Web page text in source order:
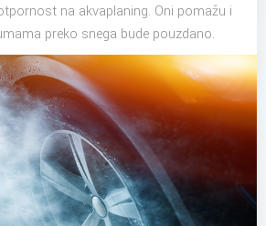
na akvaplaning. Oni pomažu i
preko snega bude pouzdano.